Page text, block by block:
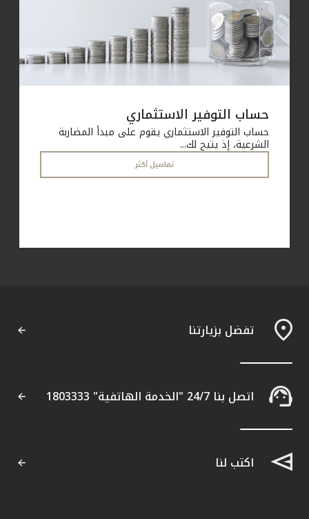
حساب التوفير الاستثماري
حساب التوفير الاستثماري يقوم على مبدأ المضاربة
الشرعية، إذ يتيح لك...
تفاصيل أكثر
تفضل بزيارتنا
اتصل بنا 24/7 "الخدمة الهاتفية" 1803333
اكتب لنا